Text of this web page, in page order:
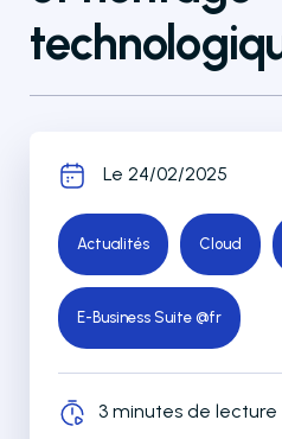
Le 24/02/2025
Actualités Cloud
E-Business Suite @fr
3 minutes de lecture